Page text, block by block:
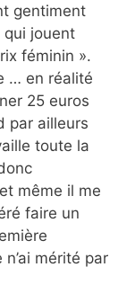
gentiment
qui jouent
féminin ».
… en réalité
25 euros
par ailleurs
toute la
même il me
faire un
mérité par